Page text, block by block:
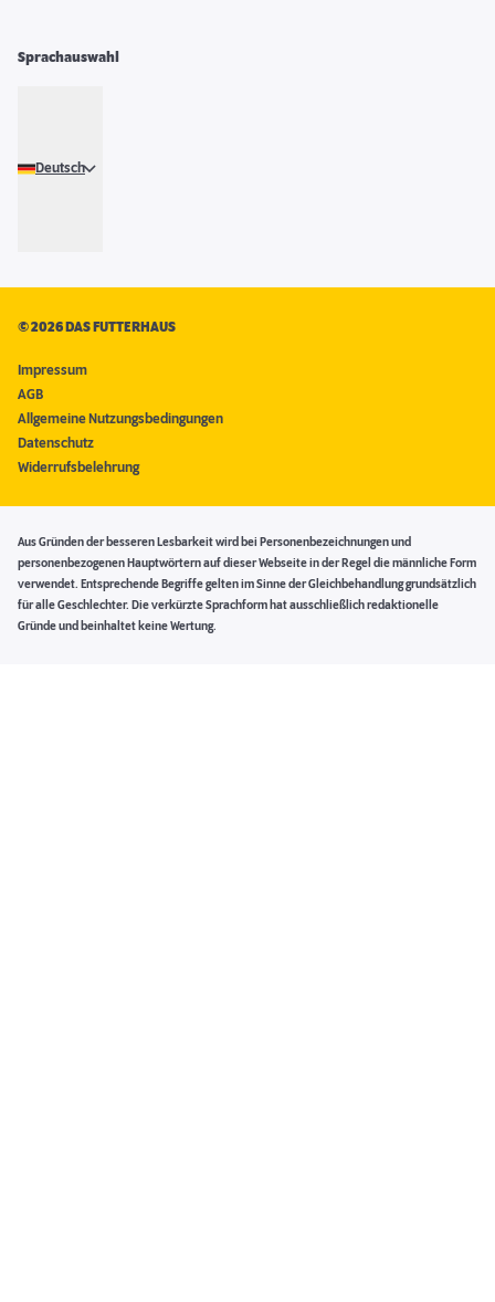
Sprachauswahl
Deutsch
©2026 DAS FUTTERHAUS
Impressum
AGB
Allgemeine Nutzungsbedingungen
Datenschutz
Widerrufsbelehrung
Aus Gründen der besseren Lesbarkeit wird bei Personenbezeichnungen und
personenbezogenen Hauptwörtern auf dieser Webseite in der Regel die männliche Form
verwendet. Entsprechende Begriffe gelten im Sinne der Gleichbehandlung grundsätzlich
für alle Geschlechter. Die verkürzte Sprachform hat ausschließlich redaktionelle
Gründe und beinhaltet keine Wertung.